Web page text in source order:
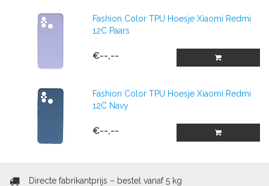
Fashion Color TPU Hoesje Xiaomi Redmi
12C Paars
€--,--
Fashion Color TPU Hoesje Xiaomi Redmi
12C Navy
€--,--
Directe fabrikantprijs – bestel vanaf 5 kg